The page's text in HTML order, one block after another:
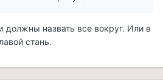
должны назвать все вокруг. Или в
стань.